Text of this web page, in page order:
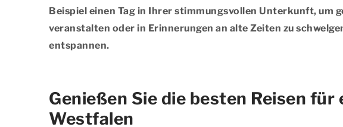
Beispiel einen Tag in Ihrer stimmungsvollen Unterkunft, um
veranstalten oder in Erinnerungen an alte Zeiten zu
entspannen.
Genießen Sie die besten Reisen
Westfalen